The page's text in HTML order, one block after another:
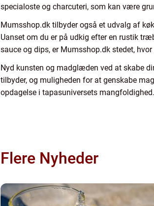
specialoste og charcuteri, som kan være
Mumsshop.dk tilbyder også et udvalg af
Uanset om du er på udkig efter en rustik
sauce og dips, er Mumsshop.dk stedet,
Nyd kunsten og madglæden ved at skabe
tilbyder, og muligheden for at genskabe
opdagelse i tapasuniversets
Flere Nyheder